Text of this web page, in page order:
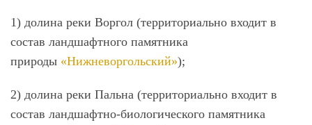
1) долина реки Воргол (территориально входит в
состав ландшафтного памятника
природы «Нижневоргольский»);
2) долина реки Пальна (территориально входит в
состав ландшафтно-биологического памятника